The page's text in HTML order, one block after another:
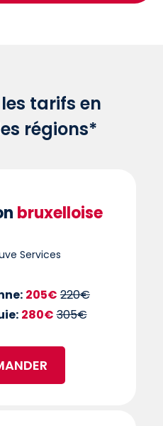
tarifs en
régions*
bruxelloise
Services
205€ 220€
280€305€